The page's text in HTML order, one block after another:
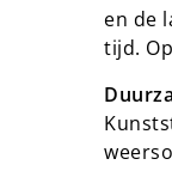
en de
tijd.